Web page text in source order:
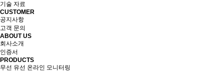
기술 자료
CUSTOMER
공지사항
고객 문의
ABOUT US
회사소개
인증서
PRODUCTS
무선 유선 온라인 모니터링